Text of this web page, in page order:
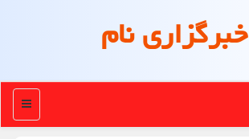
خبرگزاری نام
منو